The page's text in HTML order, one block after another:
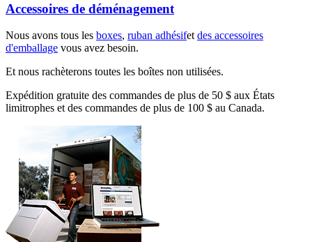
Accessoires de déménagement
Nous avons tous les boxes, ruban adhésifetdes accessoires
d'emballage vous avez besoin.
Et nous rachèterons toutes les boîtes non utilisées.
Expédition gratuite des commandes de plus de 50 $ aux États
limitrophes et des commandes de plus de 100 $ au Canada.